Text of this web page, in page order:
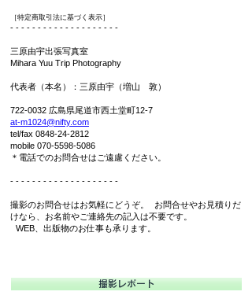
［特定商取引法に基づく表示］
- - - - - - - - - - - - - - - - - - - -
三原由宇出張写真室
Mihara Yuu Trip Photography
代表者（本名）：三原由宇（増山 敦）
722-0032 広島県尾道市西土堂町12-7
at-m1024@nifty.com
tel/fax 0848-24-2812
mobile 070-5598-5086
＊電話でのお問合せはご遠慮ください。
- - - - - - - - - - - - - - - - - - - -
撮影のお問合せはお気軽にどうぞ。 お問合せやお見積りだ
けなら、お名前やご連絡先の記入は不要です。
WEB、出版物のお仕事も承ります。
撮影レポート